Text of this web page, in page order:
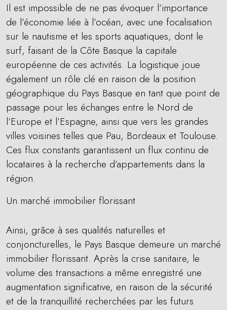
Il est impossible de ne pas évoquer l’importance
de l’économie liée à l’océan, avec une focalisation
sur le nautisme et les sports aquatiques, dont le
surf, faisant de la Côte Basque la capitale
européenne de ces activités. La logistique joue
également un rôle clé en raison de la position
géographique du Pays Basque en tant que point de
passage pour les échanges entre le Nord de
l’Europe et l’Espagne, ainsi que vers les grandes
villes voisines telles que Pau, Bordeaux et Toulouse.
Ces flux constants garantissent un flux continu de
locataires à la recherche d’appartements dans la
région.
Un marché immobilier florissant
Ainsi, grâce à ses qualités naturelles et
conjoncturelles, le Pays Basque demeure un marché
immobilier florissant. Après la crise sanitaire, le
volume des transactions a même enregistré une
augmentation significative, en raison de la sécurité
et de la tranquillité recherchées par les futurs